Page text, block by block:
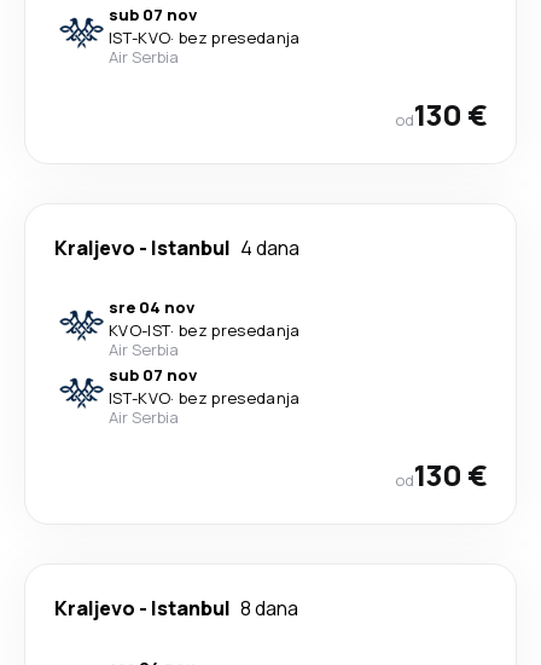
sub 07 nov
IST-KVO· bez presedanja
Air Serbia
od130 €
Kraljevo - Istanbul 4 dana
sre 04 nov
KVO-IST· bez presedanja
Air Serbia
sub 07 nov
IST-KVO· bez presedanja
Air Serbia
od130 €
Kraljevo - Istanbul 8 dana